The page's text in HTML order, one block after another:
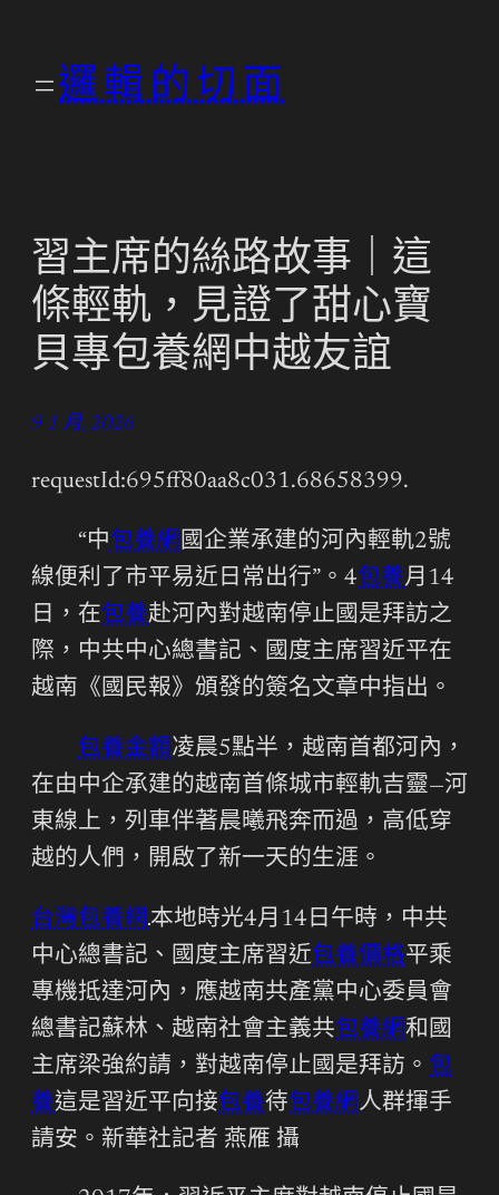
邏輯的切面
習主席的絲路故事｜這
條輕軌，見證了甜心寶
貝專包養網中越友誼
9 1 月, 2026
requestId:695ff80aa8c031.68658399.
“中包養網國企業承建的河內輕軌2號
線便利了市平易近日常出行”。4包養月14
日，在包養赴河內對越南停止國是拜訪之
際，中共中心總書記、國度主席習近平在
越南《國民報》頒發的簽名文章中指出。
包養金額凌晨5點半，越南首都河內，
在由中企承建的越南首條城市輕軌吉靈—河
東線上，列車伴著晨曦飛奔而過，高低穿
越的人們，開啟了新一天的生涯。
台灣包養網本地時光4月14日午時，中共
中心總書記、國度主席習近包養價格平乘
專機抵達河內，應越南共產黨中心委員會
總書記蘇林、越南社會主義共包養網和國
主席梁強約請，對越南停止國是拜訪。 包
養這是習近平向接包養待包養網人群揮手
請安。新華社記者 燕雁 攝